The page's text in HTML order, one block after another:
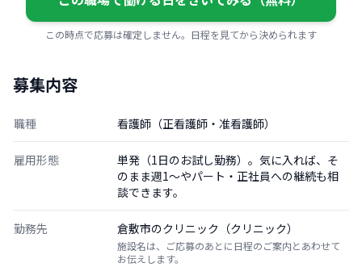
この時点で応募は確定しません。日程を見てから決められます
募集内容
職種 看護師（正看護師・准看護師）
雇用形態
単発（1日のお試し勤務）。気に入れば、そ
のまま週1〜やパート・正社員への継続も相
談できます。
勤務先 倉敷市のクリニック（クリニック）
施設名は、ご応募のあとに日程のご案内とあわせて
お伝えします。